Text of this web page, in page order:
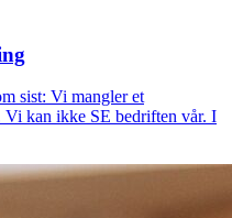
sist: Vi mangler et
Vi kan ikke SE bedriften vår. I